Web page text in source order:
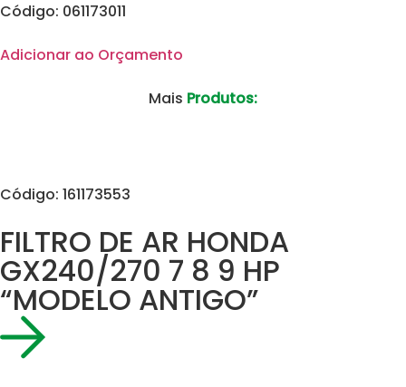
Código: 061173011
Adicionar ao Orçamento
Mais Produtos:
Código: 161173553
FILTRO DE AR HONDA
GX240/270 7 8 9 HP
“MODELO ANTIGO”